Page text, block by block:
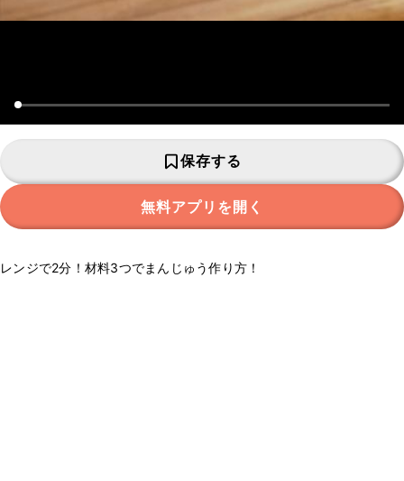
保存する
無料アプリを開く
レンジで2分！材料3つでまんじゅう作り方！